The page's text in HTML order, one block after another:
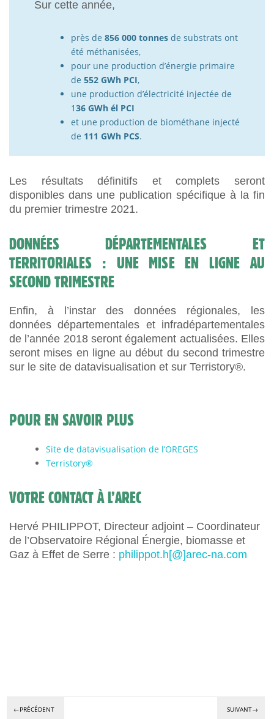
Sur cette année,
près de 856 000 tonnes de substrats ont
été méthanisées,
pour une production d’énergie primaire
de 552 GWh PCI,
une production d’électricité injectée de
136 GWh él PCI
et une production de biométhane injecté
de 111 GWh PCS.
Les résultats définitifs et complets seront
disponibles dans une publication spécifique à la fin
du premier trimestre 2021.
DONNÉES DÉPARTEMENTALES ET
TERRITORIALES : UNE MISE EN LIGNE AU
SECOND TRIMESTRE
Enfin, à l’instar des données régionales, les
données départementales et infradépartementales
de l’année 2018 seront également actualisées. Elles
seront mises en ligne au début du second trimestre
sur le site de datavisualisation et sur Terristory®.
POUR EN SAVOIR PLUS
Site de datavisualisation de l’OREGES
Terristory®
VOTRE CONTACT À L’AREC
Hervé PHILIPPOT, Directeur adjoint – Coordinateur
de l’Observatoire Régional Énergie, biomasse et
Gaz à Effet de Serre : philippot.h[@]arec-na.com
←PRÉCÉDENT SUIVANT→